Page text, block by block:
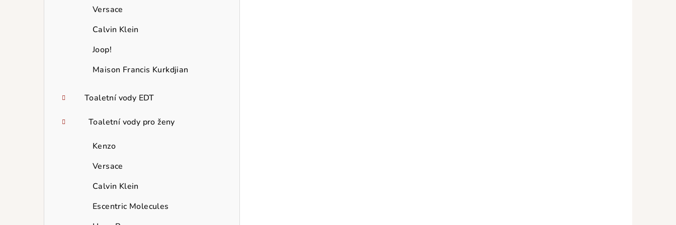
Versace
Calvin Klein
Joop!
Maison Francis Kurkdjian
Toaletní vody EDT
Toaletní vody pro ženy
Kenzo
Versace
Calvin Klein
Escentric Molecules